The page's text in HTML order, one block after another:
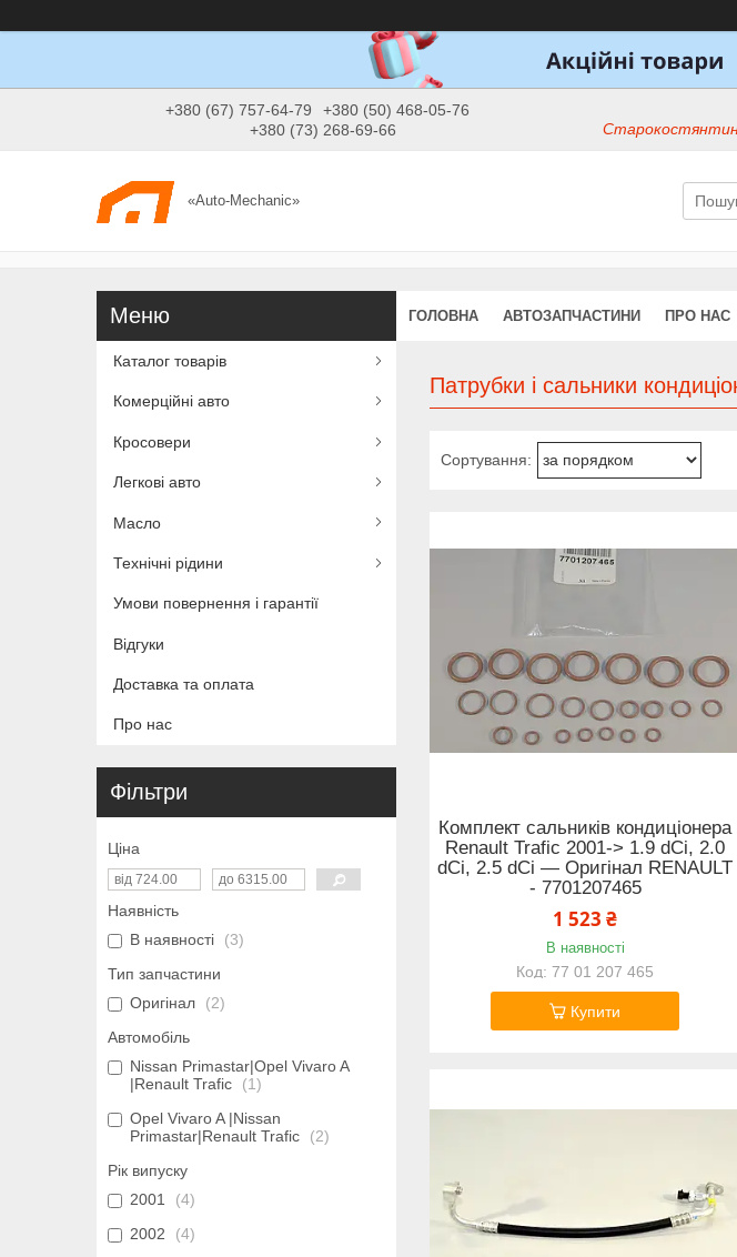
+380 (67) 757-64-79
+380 (50) 468-05-76
+380 (73) 268-69-66
«Auto-Mechanic»
ГОЛОВНА АВТОЗАПЧАСТИНИ ПРО НАС
Патрубки і сальники
Комплект сальників кондиціонера
Renault Trafic 2001-> 1.9 dCi, 2.0
dCi, 2.5 dCi — Оригінал RENAULT
- 7701207465
1 523 ₴
В наявності
77 01 207 465
Купити
Каталог товарів
Комерційні авто
Кросовери
Легкові авто
Масло
Технічні рідини
Умови повернення і гарантії
Відгуки
Доставка та оплата
Про нас
Фільтри
Ціна
Наявність
В наявності
3
Тип запчастини
Оригінал
2
Автомобіль
Nissan Primastar|Opel Vivaro A
|Renault Trafic
1
Opel Vivaro A |Nissan
Primastar|Renault Trafic
2
Рік випуску
2001
4
2002
4